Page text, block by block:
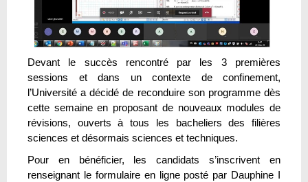
Devant le succès rencontré par les 3 premières
sessions et dans un contexte de confinement,
l’Université a décidé de reconduire son programme dès
cette semaine en proposant de nouveaux modules de
révisions, ouverts à tous les bacheliers des filières
sciences et désormais sciences et techniques.
Pour en bénéficier, les candidats s’inscrivent en
renseignant le formulaire en ligne posté par Dauphine I